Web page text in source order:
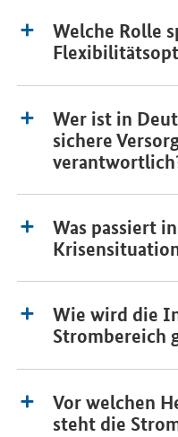
Welche Rolle
Wer ist in
sichere
Was passiert
Wie wird die
Strombereich
Vor welchen
steht die